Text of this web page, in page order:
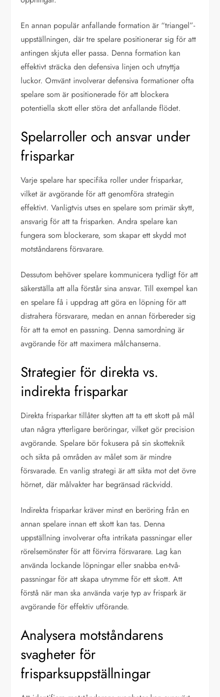
En annan populär anfallande formation är “triangel”-
uppställningen, där tre spelare positionerar sig för att
antingen skjuta eller passa. Denna formation kan
effektivt sträcka den defensiva linjen och utnyttja
luckor. Omvänt involverar defensiva formationer ofta
spelare som är positionerade för att blockera
potentiella skott eller störa det anfallande flödet.
Spelarroller och ansvar under
frisparkar
Varje spelare har specifika roller under frisparkar,
vilket är avgörande för att genomföra strategin
effektivt. Vanligtvis utses en spelare som primär skytt,
ansvarig för att ta frisparken. Andra spelare kan
fungera som blockerare, som skapar ett skydd mot
motståndarens försvarare.
Dessutom behöver spelare kommunicera tydligt för att
säkerställa att alla förstår sina ansvar. Till exempel kan
en spelare få i uppdrag att göra en löpning för att
distrahera försvarare, medan en annan förbereder sig
för att ta emot en passning. Denna samordning är
avgörande för att maximera målchanserna.
Strategier för direkta vs.
indirekta frisparkar
Direkta frisparkar tillåter skytten att ta ett skott på mål
utan några ytterligare beröringar, vilket gör precision
avgörande. Spelare bör fokusera på sin skotteknik
och sikta på områden av målet som är mindre
försvarade. En vanlig strategi är att sikta mot det övre
hörnet, där målvakter har begränsad räckvidd.
Indirekta frisparkar kräver minst en beröring från en
annan spelare innan ett skott kan tas. Denna
uppställning involverar ofta intrikata passningar eller
rörelsemönster för att förvirra försvarare. Lag kan
använda lockande löpningar eller snabba en-två-
passningar för att skapa utrymme för ett skott. Att
förstå när man ska använda varje typ av frispark är
avgörande för effektiv utförande.
Analysera motståndarens
svagheter för
frisparksuppställningar